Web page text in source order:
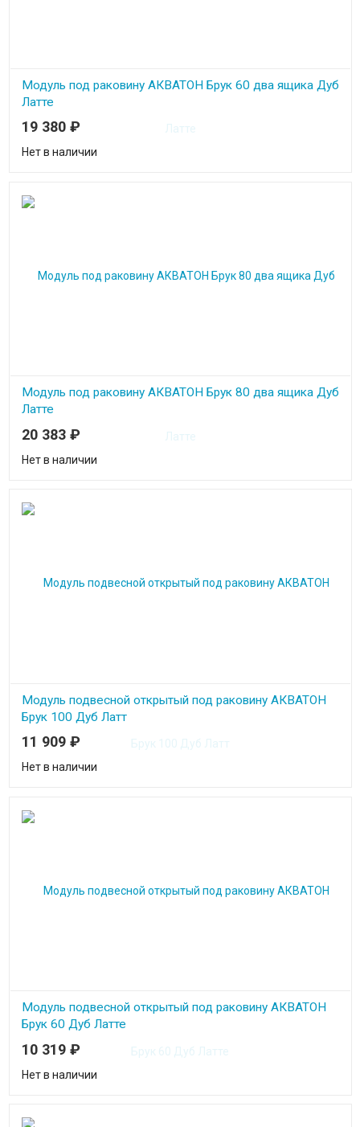
Модуль под раковину АКВАТОН Брук 60 два ящика Дуб
Латте
19 380 ₽
Нет в наличии
Модуль под раковину АКВАТОН Брук 80 два ящика Дуб
Латте
20 383 ₽
Нет в наличии
Модуль подвесной открытый под раковину АКВАТОН
Брук 100 Дуб Латт
11 909 ₽
Нет в наличии
Модуль подвесной открытый под раковину АКВАТОН
Брук 60 Дуб Латте
10 319 ₽
Нет в наличии